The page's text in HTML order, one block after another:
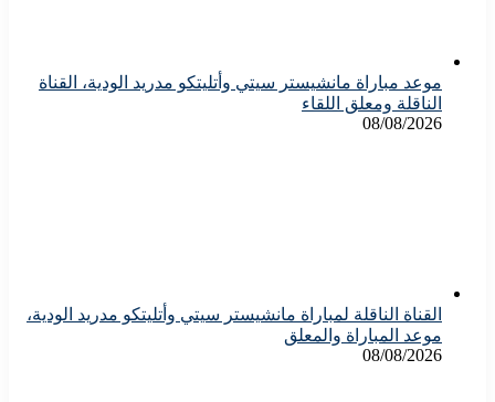
موعد مباراة مانشيستر سيتي وأتليتكو مدريد الودية، القناة
الناقلة ومعلق اللقاء
08/08/2026
القناة الناقلة لمباراة مانشيستر سيتي وأتليتكو مدريد الودية،
موعد المباراة والمعلق
08/08/2026